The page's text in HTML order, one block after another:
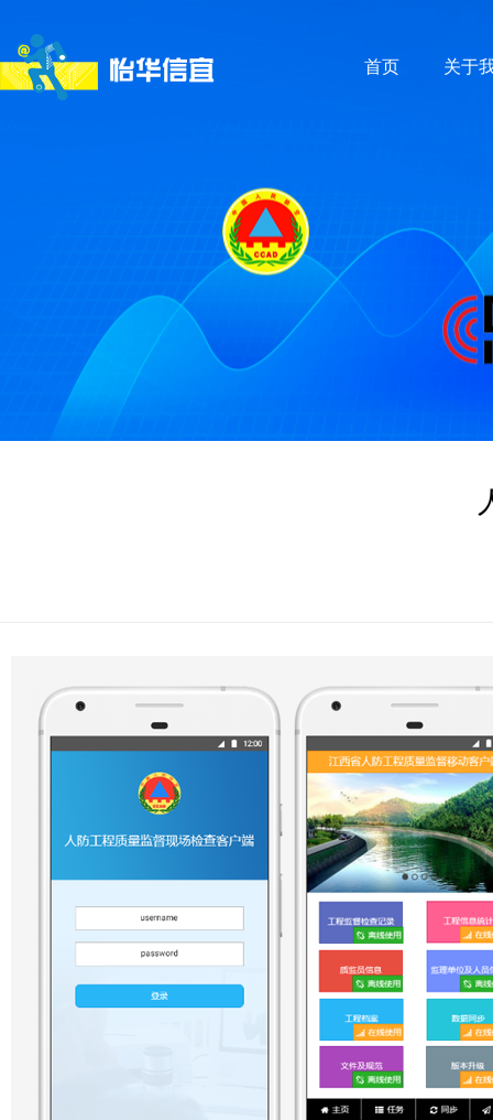
首页 关于